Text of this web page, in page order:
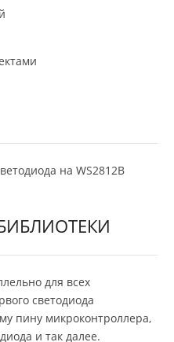
на WS2812B
для всех
светодиода
пину микроконтроллера,
и так далее.